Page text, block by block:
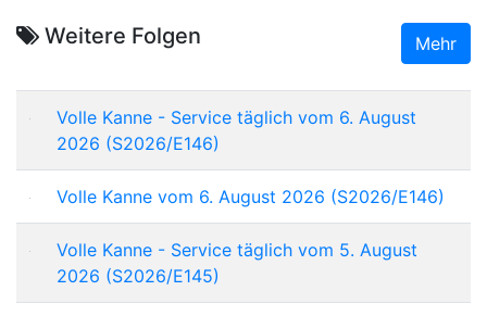
Weitere Folgen Mehr
Volle Kanne - Service täglich vom 6. August
2026 (S2026/E146)
Volle Kanne vom 6. August 2026 (S2026/E146)
Volle Kanne - Service täglich vom 5. August
2026 (S2026/E145)